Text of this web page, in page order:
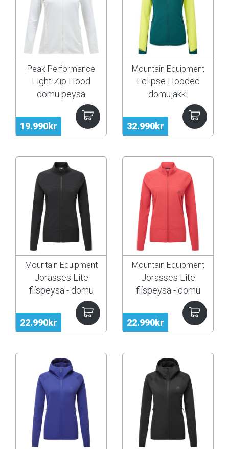
19.990kr
Peak Performance
Light Zip Hood
dömu peysa
32.990kr
Mountain Equipment
Eclipse Hooded
dömujakki
22.990kr
Mountain Equipment
Jorasses Lite
flíspeysa - dömu
22.990kr
Mountain Equipment
Jorasses Lite
flíspeysa - dömu